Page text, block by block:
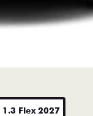
Flex 2027